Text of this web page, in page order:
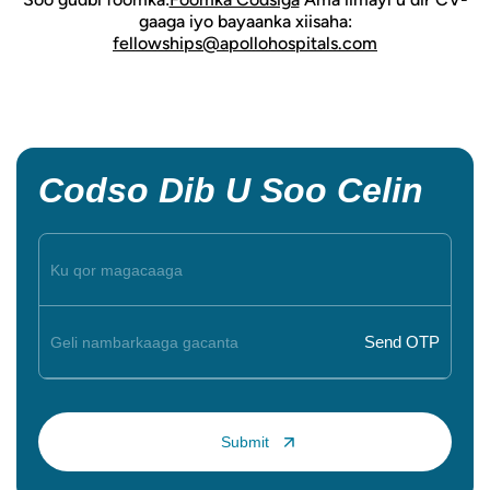
gaaga iyo bayaanka xiisaha:
fellowships@apollohospitals.com
Codso Dib U Soo Celin